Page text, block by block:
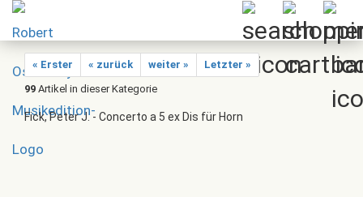
« Erster « zurück weiter »
Letzter »
99 Artikel in dieser Kategorie
Fick, Peter J. - Concerto a 5 ex Dis für Horn